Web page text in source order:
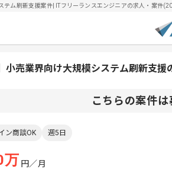
テム刷新支援案件| ITフリーランスエンジニアの求人・案件
小売業界向け大規模システム刷新支
こちらの案件
ン商談OK 週5日
万 円／月